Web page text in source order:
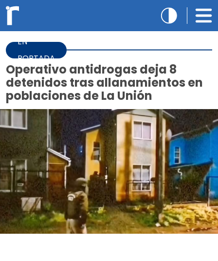
EN
PORTADA
Operativo antidrogas deja 8
detenidos tras allanamientos en
poblaciones de La Unión